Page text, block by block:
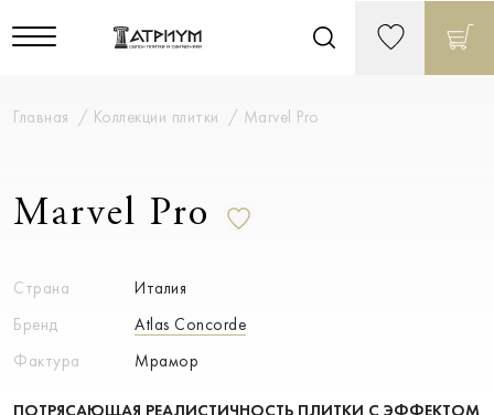
Главная Коллекции плитки Marvel Pro
Marvel Pro
Страна
Италия
Бренд
Atlas Concorde
Фактура
Мрамор
ПОТРЯСАЮЩАЯ РЕАЛИСТИЧНОСТЬ ПЛИТКИ С ЭФФЕКТОМ